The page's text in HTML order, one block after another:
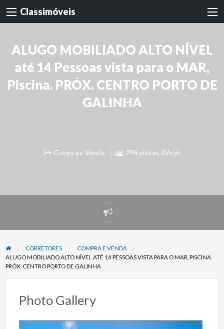
Classimóveis
ALUGO MOBILIADO ALTO NÍVEL
até 14 Pessoas vista para o MAR,
Piscina. PRÓX. CENTRO PORTO DE
GALINHA
Compra e Venda 296 visitas, 0 hoje
Denunciar
problema
CORRETORES
COMPRA E VENDA
ALUGO MOBILIADO ALTO NÍVEL ATÉ 14 PESSOAS VISTA PARA O MAR, PISCINA.
PRÓX. CENTRO PORTO DE GALINHA
Photo Gallery